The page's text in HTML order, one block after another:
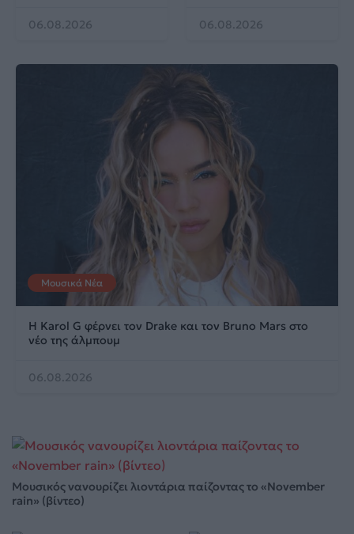
06.08.2026 06.08.2026
Μουσικά Νέα
Η Karol G φέρνει τον Drake και τον Bruno Mars στο
νέο της άλμπουμ
06.08.2026
Μουσικός νανουρίζει λιοντάρια παίζοντας το «November
rain» (βίντεο)